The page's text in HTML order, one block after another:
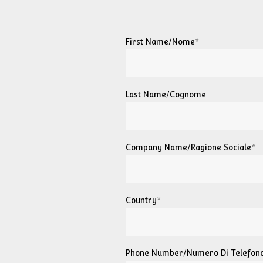
First Name/Nome*
Last Name/Cognome
Company Name/Ragione Sociale*
Country*
Phone Number/Numero Di